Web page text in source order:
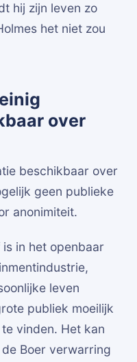
hij zijn leven zo
het niet zou
over
beschikbaar over
geen publieke
anonimiteit.
in het openbaar
leven
publiek moeilijk
vinden. Het kan
Boer verwarring